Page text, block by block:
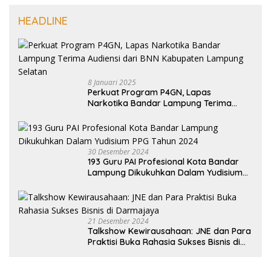
HEADLINE
8 Januari 2025
Perkuat Program P4GN, Lapas
Narkotika Bandar Lampung Terima
Selatan
30 Desember 2024
193 Guru PAI Profesional Kota Bandar
Lampung Dikukuhkan Dalam Yudisium
21 Desember 2024
Talkshow Kewirausahaan: JNE dan Para
Praktisi Buka Rahasia Sukses Bisnis di